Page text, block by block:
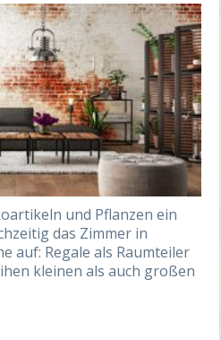
und Pflanzen ein
das Zimmer in
auf: Regale als Raumteiler
kleinen als auch großen